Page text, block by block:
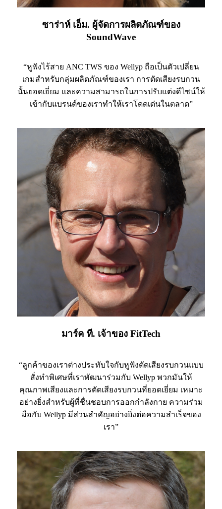
ซาร่าห์ เอ็ม. ผู้จัดการผลิตภัณฑ์ของ
SoundWave
“หูฟังไร้สาย ANC TWS ของ Wellyp ถือเป็นตัวเปลี่ยน
เกมสำหรับกลุ่มผลิตภัณฑ์ของเรา การตัดเสียงรบกวน
นั้นยอดเยี่ยม และความสามารถในการปรับแต่งดีไซน์ให้
เข้ากับแบรนด์ของเราทำให้เราโดดเด่นในตลาด”
มาร์ค ที. เจ้าของ FitTech
“ลูกค้าของเราต่างประทับใจกับหูฟังตัดเสียงรบกวนแบบ
สั่งทำพิเศษที่เราพัฒนาร่วมกับ Wellyp พวกมันให้
คุณภาพเสียงและการตัดเสียงรบกวนที่ยอดเยี่ยม เหมาะ
อย่างยิ่งสำหรับผู้ที่ชื่นชอบการออกกำลังกาย ความร่วม
มือกับ Wellyp มีส่วนสำคัญอย่างยิ่งต่อความสำเร็จของ
เรา”